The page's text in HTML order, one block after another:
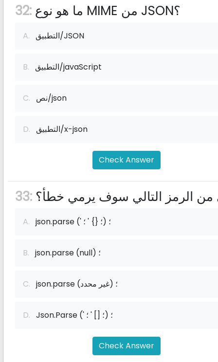
32: ما هو نوع MIME من JSON؟
A. التطبيق/JSON
B. التطبيق/javaScript
C. نص/json
D. التطبيق/x-json
Check Answer
33: من الرمز التالي سوف يرمي خطأ؟
A. json.parse (' ؛ {} ' ؛) ؛
B. json.parse (null) ؛
C. json.parse (غير محدد) ؛
D. Json.Parse (' ؛ [] ' ؛) ؛
Check Answer